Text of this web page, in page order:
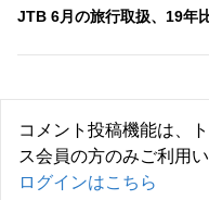
JTB 6月の旅行取扱、19年
コメント投稿機能は、
ス会員の方のみご利用い
ログインはこちら